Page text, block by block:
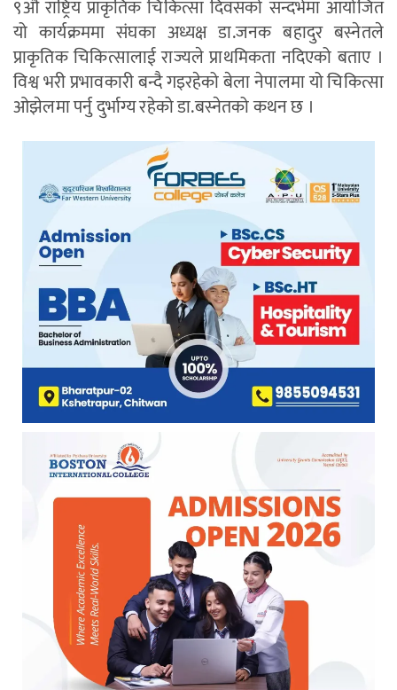
९औँ राष्ट्रिय प्राकृतिक चिकित्सा दिवसको सन्दर्भमा आयोजित
यो कार्यक्रममा संघका अध्यक्ष डा.जनक बहादुर बस्नेतले
प्राकृतिक चिकित्सालाई राज्यले प्राथमिकता नदिएको बताए ।
विश्व भरी प्रभावकारी बन्दै गइरहेको बेला नेपालमा यो चिकित्सा
ओझेलमा पर्नु दुर्भाग्य रहेको डा.बस्नेतको कथन छ ।